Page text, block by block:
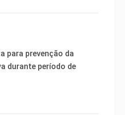
para prevenção da
durante período de